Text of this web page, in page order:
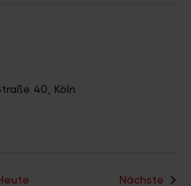
40, Köln
Nächste